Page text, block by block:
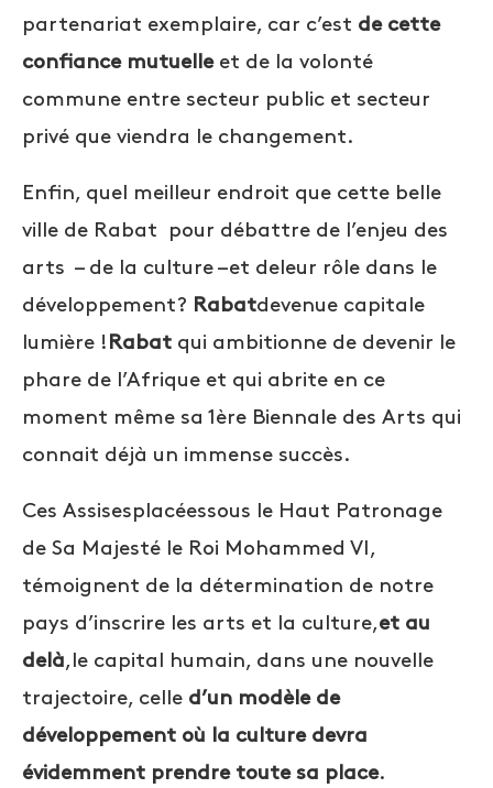
partenariat exemplaire, car c’est de cette
confiance mutuelleet de la volonté
commune entre secteur public et secteur
privé que viendra le changement.
Enfin, quel meilleur endroit que cette belle
ville de Rabat pour débattre de l’enjeu des
arts – de la culture –et deleur rôle dans le
développement? Rabatdevenue capitale
lumière ! Rabat qui ambitionne de devenir le
phare de l’Afrique et qui abrite en ce
moment même sa 1 ère Biennale des Arts qui
connait déjà un immense succès.
Ces Assisesplacéessous le Haut Patronage
de Sa Majesté le Roi Mohammed VI,
témoignent de la détermination de notre
pays d’inscrire les arts et la culture,et au
delà, le capital humain, dans une nouvelle
trajectoire, celle d’un modèle de
développement où la culture devra
évidemment prendre toute sa place.